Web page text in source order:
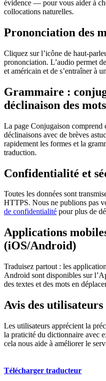
évidence — pour vous aider à
collocations naturelles.
Prononciation des
Cliquez sur l’icône de haut-
prononciation. L’audio permet
et américain et de s’entraîner à
Grammaire :
déclinaison des mots
La page Conjugaison comprend
déclinaisons avec de brèves
rapidement les formes et la
traduction.
Confidentialité et
Toutes les données sont
HTTPS. Nous ne publions pas
de confidentialité pour plus de
Applications
(iOS/Android)
Traduisez partout : les
Android sont disponibles sur
des textes et des mots en
Avis des utilisateurs
Les utilisateurs apprécient la
la praticité du dictionnaire avec
cela nous aide à améliorer le
Télécharger traducteur